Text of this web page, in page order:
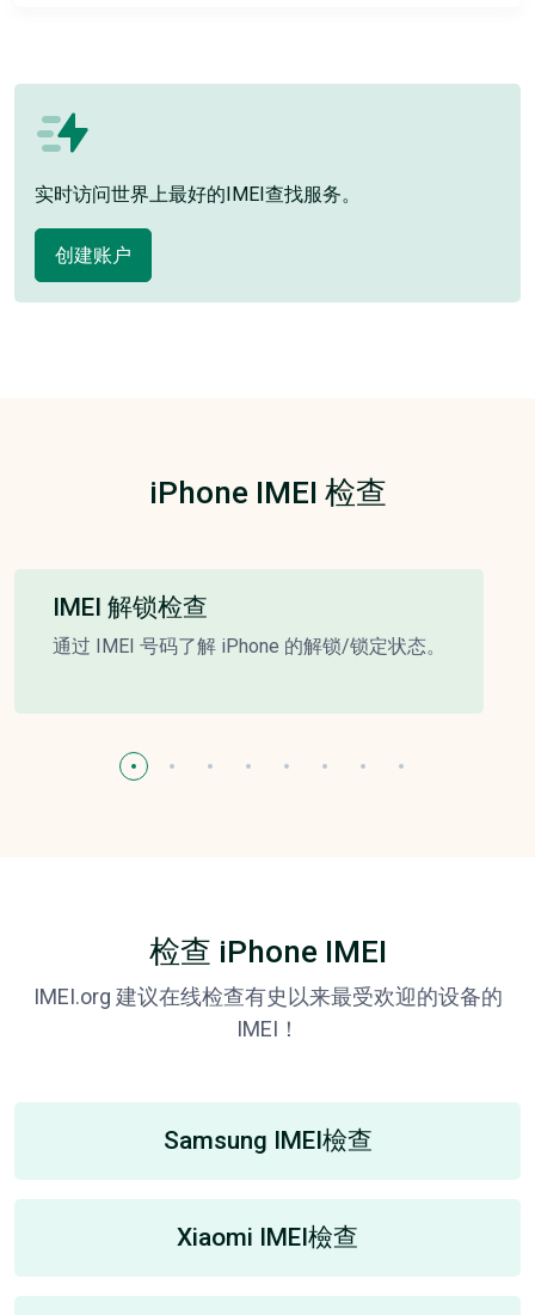
实时访问世界上最好的IMEI查找服务。
创建账户
iPhone IMEI 检查
IMEI 解锁检查
通过 IMEI 号码了解 iPhone 的解锁/锁定状态。
检查 iPhone IMEI
IMEI.org 建议在线检查有史以来最受欢迎的设备的
IMEI！
Samsung IMEI檢查
Xiaomi IMEI檢查